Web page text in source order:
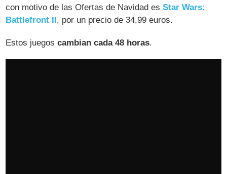
con motivo de las Ofertas de Navidad esStar Wars:
Battlefront II, por un precio de 34,99 euros.
Estos juegoscambian cada 48 horas.